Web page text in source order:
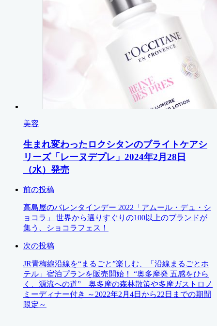
美容
生まれ変わったロクシタンのブライトケアシ
リーズ「レーヌデプレ」2024年2月28日
（水）発売
前の投稿
高島屋のバレンタインデー 2022「アムール・デュ・シ
ョコラ」 世界から選りすぐりの100以上のブランドが
集う、ショコラフェス！
次の投稿
JR青梅線沿線を“まるごと”楽しむ、「沿線まるごとホ
テル」宿泊プランを販売開始！ “奥多摩発 五感をひら
く、源流への道” 奥多摩の森林散策や多摩ガストロノ
ミーディナー付き ～2022年2月4日から22日までの期間
限定～